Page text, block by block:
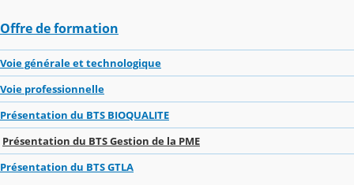
Offre de formation
Voie générale et technologique
Voie professionnelle
Présentation du BTS BIOQUALITE
Présentation du BTS Gestion de la PME
Présentation du BTS GTLA